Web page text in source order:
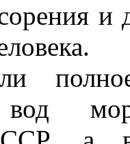
и